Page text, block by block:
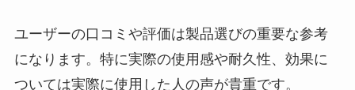
ユーザーの口コミや評価は製品選びの重要な参考
になります。特に実際の使用感や耐久性、効果に
ついては実際に使用した人の声が貴重です。